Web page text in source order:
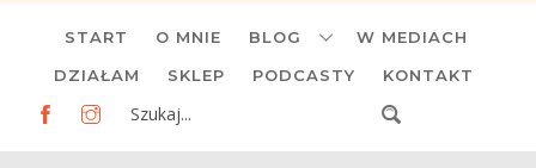
content
START O MNIE BLOG W MEDIACH
DZIAŁAM SKLEP PODCASTY KONTAKT